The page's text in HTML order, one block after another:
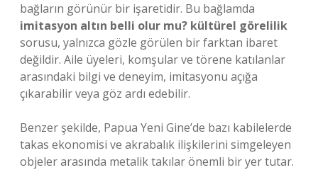
bağların görünür bir işaretidir. Bu bağlamda
imitasyon altın belli olur mu? kültürel görelilik
sorusu, yalnızca gözle görülen bir farktan ibaret
değildir. Aile üyeleri, komşular ve törene katılanlar
arasındaki bilgi ve deneyim, imitasyonu açığa
çıkarabilir veya göz ardı edebilir.
Benzer şekilde, Papua Yeni Gine’de bazı kabilelerde
takas ekonomisi ve akrabalık ilişkilerini simgeleyen
objeler arasında metalik takılar önemli bir yer tutar.